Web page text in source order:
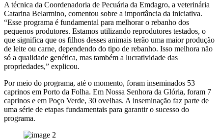
A técnica da Coordenadoria de Pecuária da Emdagro, a veterinária
Catarina Belarmino, comentou sobre a importância da iniciativa.
“Esse programa é fundamental para melhorar o rebanho dos
pequenos produtores. Estamos utilizando reprodutores testados, o
que significa que os filhos desses animais terão uma maior produção
de leite ou carne, dependendo do tipo de rebanho. Isso melhora não
só a qualidade genética, mas também a lucratividade das
propriedades,” explicou.
Por meio do programa, até o momento, foram inseminados 53
caprinos em Porto da Folha. Em Nossa Senhora da Glória, foram 7
caprinos e em Poço Verde, 30 ovelhas. A inseminação faz parte de
uma série de etapas fundamentais para garantir o sucesso do
programa.